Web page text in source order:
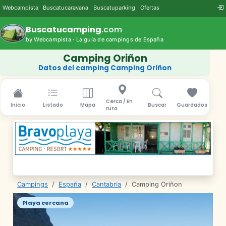
Webcampista Buscatucaravana Buscatuparking Ofertas
Buscatucamping.com
by Webcampista · La guía de campings de España
Camping Oriñon
Datos del camping Camping Oriñon
Inicio Listado Mapa
Cerca / En
ruta
Buscar Guardados
Campings / España / Cantabria / Camping Oriñon
Playa cercana